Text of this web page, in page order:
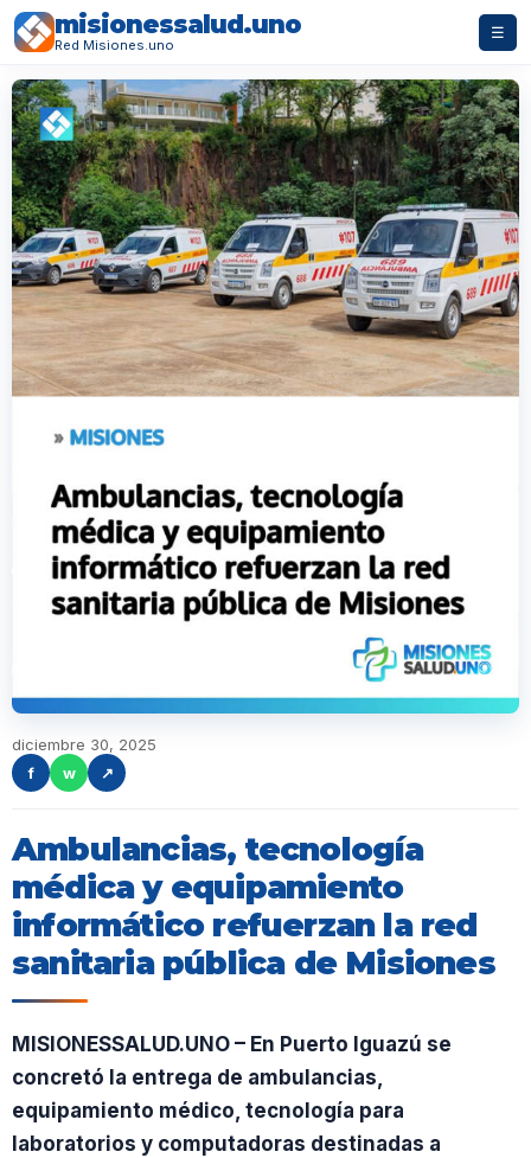
misionessalud.uno
Red Misiones.uno
☰
diciembre 30, 2025
f
w ↗
Ambulancias, tecnología
médica y equipamiento
informático refuerzan la red
sanitaria pública de Misiones
MISIONESSALUD.UNO – En Puerto Iguazú se
concretó la entrega de ambulancias,
equipamiento médico, tecnología para
laboratorios y computadoras destinadas a